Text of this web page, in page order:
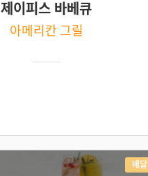
제이피스 바베큐
아메리칸 그릴
배달